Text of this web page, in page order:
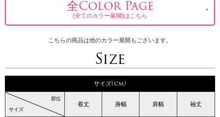
全Color Page
(全てのカラー展開)はこちら
こちらの商品は他のカラー展開もございます。
Size
サイズ(cm)
サイズ
部位
着丈 身幅 肩幅 袖丈